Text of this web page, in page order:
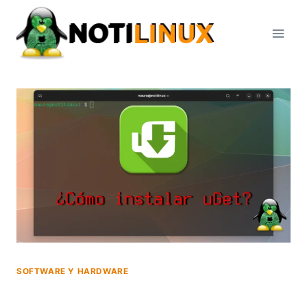
Saltar
contenido
SOFTWARE Y HARDWARE